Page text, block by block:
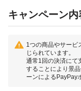
キャンペーン内
1つの商品やサービ
じられています。
通常1回の決済にて
することにより景
ーンによるPayPay